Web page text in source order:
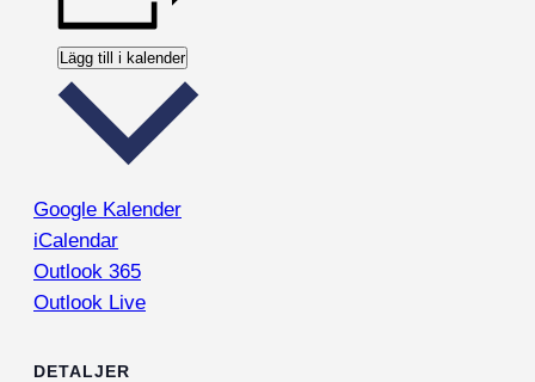
Lägg till i kalender
Google Kalender
iCalendar
Outlook 365
Outlook Live
DETALJER